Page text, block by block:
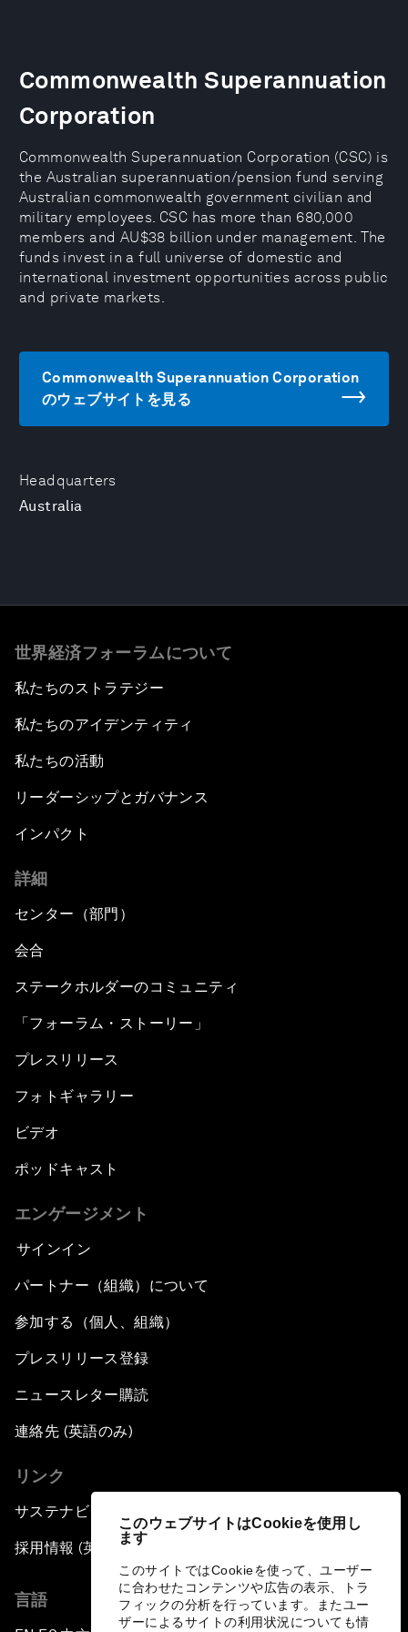
このウェブサイトはCookieを使用し
ます
このサイトではCookieを使って、ユーザー
に合わせたコンテンツや広告の表示、トラ
フィックの分析を行っています。またユー
ザーによるサイトの利用状況についても情
Headquarters
Australia
Commonwealth Superannuation
Corporation
Commonwealth Superannuation Corporation (CSC) is
the Australian superannuation/pension fund serving
Australian commonwealth government civilian and
military employees. CSC has more than 680,000
members and AU$38 billion under management. The
funds invest in a full universe of domestic and
international investment opportunities across public
and private markets.
Commonwealth Superannuation Corporation
のウェブサイトを見る
世界経済フォーラムについて
私たちのストラテジー
私たちのアイデンティティ
私たちの活動
リーダーシップとガバナンス
インパクト
詳細
センター（部門）
会合
ステークホルダーのコミュニティ
「フォーラム・ストーリー」
プレスリリース
フォトギャラリー
ビデオ
ポッドキャスト
エンゲージメント
サインイン
パートナー（組織）について
参加する（個人、組織）
プレスリリース登録
ニュースレター購読
連絡先 (英語のみ)
リンク
サステナビリティへの取り組み
採用情報 (英語のみ)
言語